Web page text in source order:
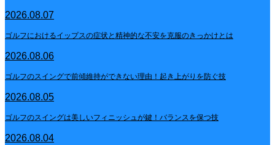
2026.08.07
ゴルフにおけるイップスの症状と精神的な不安を克服のきっかけとは
2026.08.06
ゴルフのスイングで前傾維持ができない理由！起き上がりを防ぐ技
2026.08.05
ゴルフのスイングは美しいフィニッシュが鍵！バランスを保つ技
2026.08.04